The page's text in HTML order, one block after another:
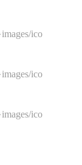
ico
ico
ico